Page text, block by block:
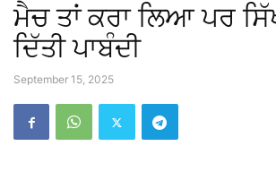
ਮੈਚ ਤਾਂ ਕਰਾ ਲਿਆ ਪਰ
ਦਿੱਤੀ ਪਾਬੰਦੀ
September 15, 2025